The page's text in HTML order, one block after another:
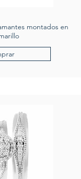
montados en